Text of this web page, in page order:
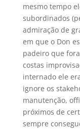
mesmo tempo
subordinados
admiração de
em que o Don
padeiro que
costas
internado ele
ignore os
manutenção,
próximos de
sempre